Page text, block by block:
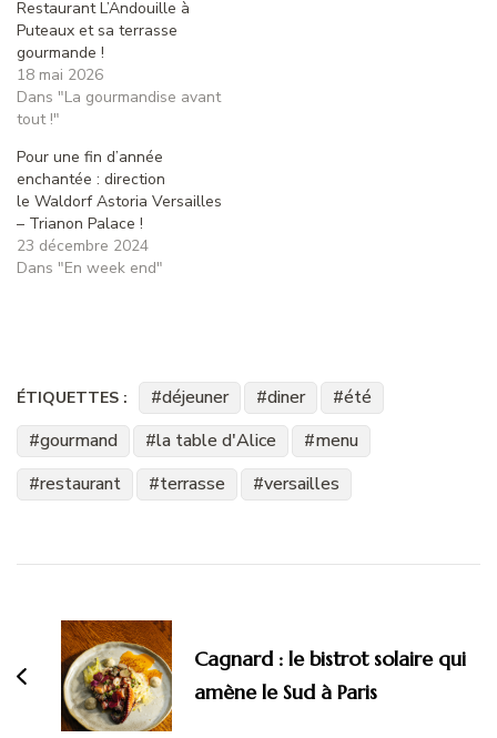
Restaurant L’Andouille à
Puteaux et sa terrasse
gourmande !
18 mai 2026
Dans "La gourmandise avant
tout !"
Pour une fin d’année
enchantée : direction
le Waldorf Astoria Versailles
– Trianon Palace !
23 décembre 2024
Dans "En week end"
ÉTIQUETTES : déjeuner diner
été
gourmand
la table d'Alice
menu
restaurant
terrasse versailles
d'article
Cagnard : le bistrot solaire qui
amène le Sud à Paris